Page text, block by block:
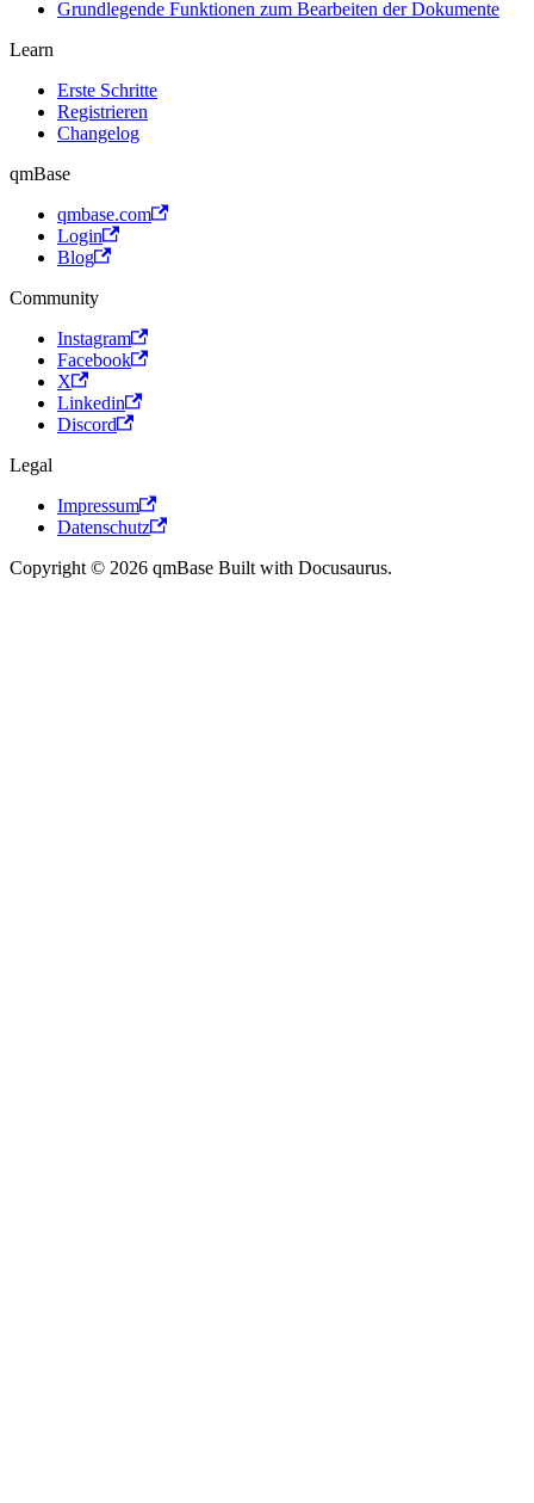
Grundlegende Funktionen zum Bearbeiten der Dokumente
Learn
Erste Schritte
Registrieren
Changelog
qmBase
qmbase.com
Login
Blog
Community
Instagram
Facebook
X
Linkedin
Discord
Legal
Impressum
Datenschutz
Copyright © 2026 qmBase Built with Docusaurus.